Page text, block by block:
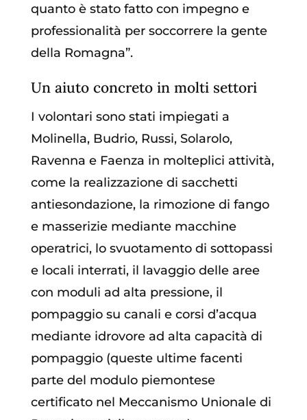
quanto è stato fatto con impegno e
professionalità per soccorrere la gente
della Romagna”.
Un aiuto concreto in molti settori
I volontari sono stati impiegati a
Molinella, Budrio, Russi, Solarolo,
Ravenna e Faenza in molteplici attività,
come la realizzazione di sacchetti
antiesondazione, la rimozione di fango
e masserizie mediante macchine
operatrici, lo svuotamento di sottopassi
e locali interrati, il lavaggio delle aree
con moduli ad alta pressione, il
pompaggio su canali e corsi d’acqua
mediante idrovore ad alta capacità di
pompaggio (queste ultime facenti
parte del modulo piemontese
certificato nel Meccanismo Unionale di